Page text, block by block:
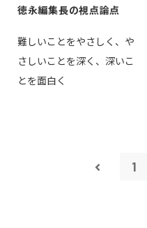
徳永編集長の視点論点
難しいことをやさしく、や
さしいことを深く、深いこ
とを面白く
1